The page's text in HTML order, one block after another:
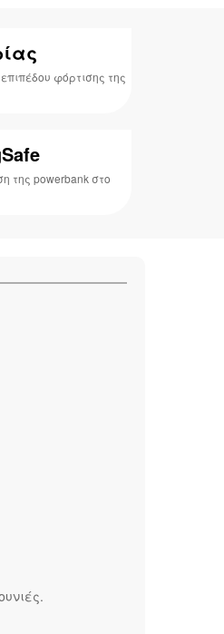
φόρτισης της
της powerbank στο